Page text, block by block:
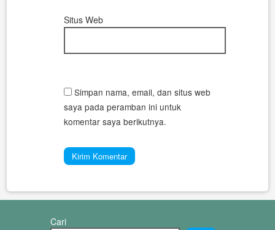
Situs Web
Simpan nama, email, dan situs web
saya pada peramban ini untuk
komentar saya berikutnya.
Cari